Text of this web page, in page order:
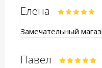
Елена
Замечательный
Павел